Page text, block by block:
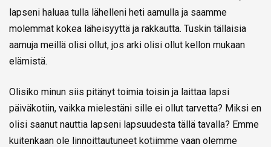
lapseni haluaa tulla lähelleni heti aamulla ja saamme
molemmat kokea läheisyyttä ja rakkautta. Tuskin tällaisia
aamuja meillä olisi ollut, jos arki olisi ollut kellon mukaan
elämistä.
Olisiko minun siis pitänyt toimia toisin ja laittaa lapsi
päiväkotiin, vaikka mielestäni sille ei ollut tarvetta? Miksi en
olisi saanut nauttia lapseni lapsuudesta tällä tavalla? Emme
kuitenkaan ole linnoittautuneet kotiimme vaan olemme